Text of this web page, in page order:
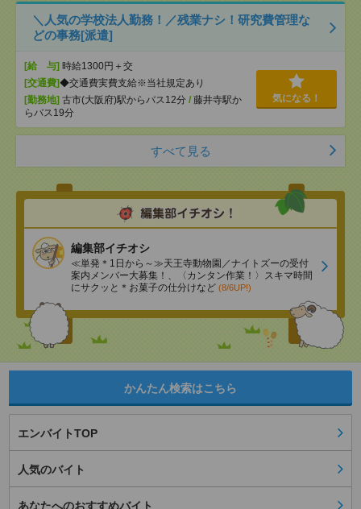
＼人気の学校法人勤務！／残業ナシ！研究費管理な
どの事務[派遣]
[給 与] 時給1300円＋交
[交通費]◆交通費実費支給※当社規定あり
[勤務地] 古市(大阪府)駅からバス12分 / 藤井寺駅か
らバス19分
気になる！
すべて見る
編集部イチオシ
≪単発＊1日から～≫天王寺動物園／ナイトズーの受付
案内メンバー大募集！、〈カンタン作業！〉スキマ時間
にサクッと＊お菓子の仕分けなど (8/6UP!)
かんたん検索はこちら
エンバイトTOP
人気のバイト
あなたへのおすすめバイト